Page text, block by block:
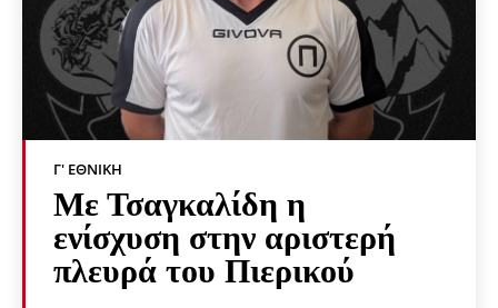
Γ' ΕΘΝΙΚΉ
Με Τσαγκαλίδη η
ενίσχυση στην αριστερή
πλευρά του Πιερικού